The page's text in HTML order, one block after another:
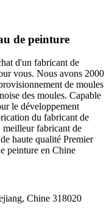
de peinture
d'un fabricant de
vous. Nous avons 2000
de moules
des moules. Capable
le développement
du fabricant de
meilleur fabricant de
haute qualité Premier
peinture en Chine
Chine 318020